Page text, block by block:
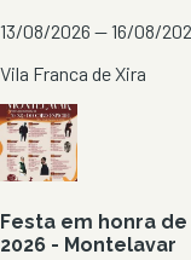
13/08/2026 — 16/08/
Vila Franca de Xira
Festa em honra
2026 - Montelavar